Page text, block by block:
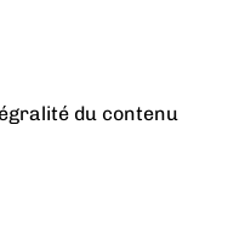
du contenu